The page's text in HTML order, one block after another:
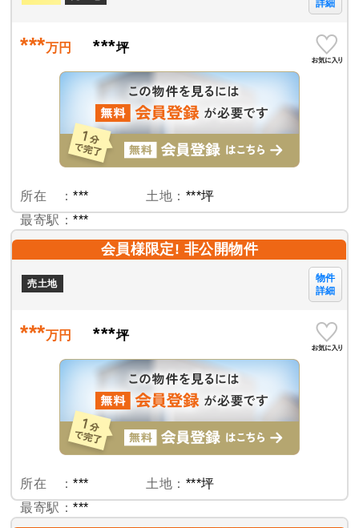
詳細
***万円 ***坪
所在 ：***
最寄駅：***
土地： ***坪
会員様限定! 非公開物件
売土地
物件
詳細
***万円 ***坪
所在 ：***
最寄駅：***
土地： ***坪